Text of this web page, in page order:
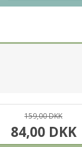
159,00 DKK
84,00 DKK